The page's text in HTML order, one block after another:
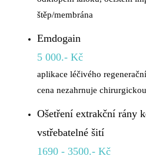
štěp/membrána
Emdogain
5 000.- Kč
aplikace léčivého
cena nezahrnuje
Ošetření extrakční rány
vstřebatelné šití
1690 - 3500.- Kč